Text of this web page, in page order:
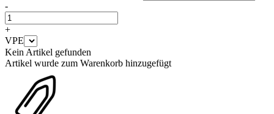
-
+
VPE
Kein Artikel gefunden
Artikel wurde zum Warenkorb hinzugefügt